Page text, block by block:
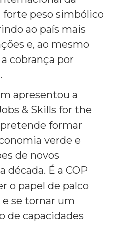
peso simbólico
ao país mais
e, ao mesmo
cobrança por
apresentou a
& Skills for the
formar
verde e
de novos
É a COP
o papel de palco
se tornar um
de capacidades